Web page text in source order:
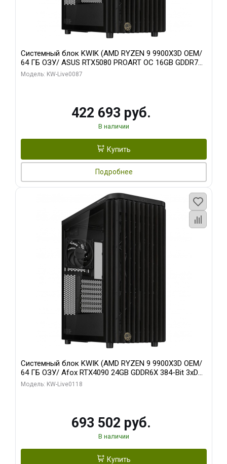
Системный блок KWIK (AMD RYZEN 9 9900X3D OEM/
64 ГБ ОЗУ/ ASUS RTX5080 PROART OC 16GB GDDR7
256bit Type-C DP 2/ 1 ТБ SSD)
Модель: KW-Live0087
422 693 руб.
В наличии
Купить
Подробнее
Системный блок KWIK (AMD RYZEN 9 9900X3D OEM/
64 ГБ ОЗУ/ Afox RTX4090 24GB GDDR6X 384-Bit 3xDP
HDMI ATX Turbo/ 960 ГБ SSD)
Модель: KW-Live0118
693 502 руб.
В наличии
Купить